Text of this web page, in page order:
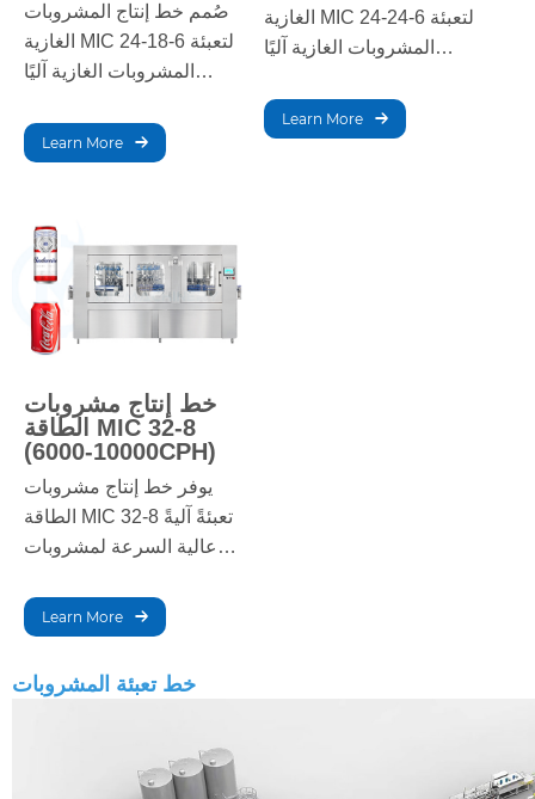
صُمم خط إنتاج المشروبات
الغازية MIC 24-18-6 لتعبئة
المشروبات الغازية آليًا
التعبئة والإغلاق ووضع
العلامات، مما يجعله مثاليًا
Learn More
الغازية MIC 24-24-6 لتعبئة
المشروبات الغازية آليًا
والإغلاق ووضع العلامات،
مما يوفر حلاً فعالًا للإنتاج
Learn More
خط إنتاج مشروبات
الطاقة MIC 32-8
(6000-10000CPH)
يوفر خط إنتاج مشروبات
الطاقة MIC 32-8 تعبئةً آليةً
عالية السرعة لمشروبات
والتغطية والتوسيم، يضمن
إنتاجًا فعالًا وموثوقًا لمصنعي
Learn More
خط تعبئة المشروبات